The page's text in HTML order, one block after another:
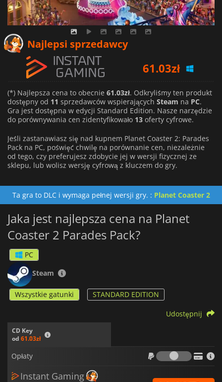
Najlepsi sprzedawcy
62.86zł
79.40zł
(*) Najlepsza cena to obecnie 61.03zł. Odkryliśmy ten produkt
dostępny od 11 sprzedawców wspierających Steam na PC.
Gra jest dostępna w edycji Standard Edition. Nasze narzędzie
do porównywania cen zidentyfikowało 13 oferty cyfrowe.
Jeśli zastanawiasz się nad kupnem Planet Coaster 2: Parades
Pack na PC, poświęć chwilę na porównanie cen, niezależnie
od tego, czy preferujesz zdobycie jej w wersji fizycznej ze
sklepu, lub wolisz wersję cyfrową z kluczem do gry.
Ta gra to DLC i wymaga pełnej wersji gry. : Planet Coaster 2
Jaka jest najlepsza cena na Planet
Coaster 2 Parades Pack?
PC
Steam
Wszystkie gatunki STANDARD EDITION
CD Key
od 61.03zł
Udostępnij
Opłaty
Opłaty
Instant Gaming